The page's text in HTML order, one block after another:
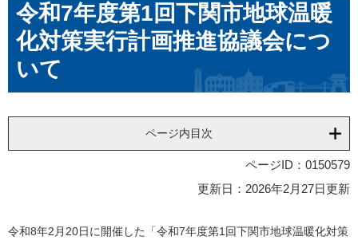
文令和7年度第1回下関市地球温暖
化対策実行計画推進協議会につ
いて
ページ内目次
ページID：0150579
更新日：2026年2月27日更新
令和8年2月20日に開催した「令和7年度第1回下関市地球温暖化対策